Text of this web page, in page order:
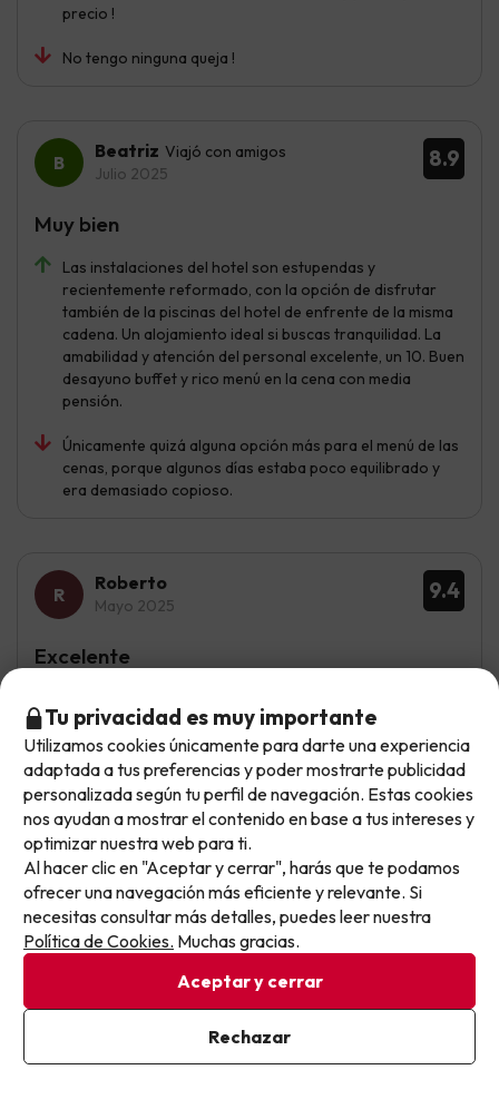
precio !
No tengo ninguna queja !
8.9
Beatriz Viajó con amigos
Julio 2025
Las instalaciones del hotel son estupendas y
recientemente reformado, con la opción de disfrutar
también de la piscinas del hotel de enfrente de la misma
cadena. Un alojamiento ideal si buscas tranquilidad. La
amabilidad y atención del personal excelente, un 10. Buen
desayuno buffet y rico menú en la cena con media
pensión.
Únicamente quizá alguna opción más para el menú de las
cenas, porque algunos días estaba poco equilibrado y
era demasiado copioso.
Muy bien
9.4
Roberto
Mayo 2025
Desayuno con productos de calidad. Buenas
instalaciones, recién reformadas. En junio pudimos
aparcar en las calles cercanas.
Algo lejos de la playa del inglés para ir andando, aunque
había una guagua dos veces al día que te llevaba. El hotel
que está justo al lado (Axel) los fines de semana ponía la
música demasiado alta, se hacía incómodo estar en la
piscina. Esto no era culpa del Rondo. No tiene parking.
Excelente
No llegas tarde: llegas al siguiente.
Este chollo ya ha caducado, pero cada día lanzamos
nuevas oportunidades para viajar mejor y pagar
menos.
Apúntate y que el próximo no se te escape.
Pon tu mejor e-mail
Ya estoy suscrito
Al suscribirte, confirmas haber leído y estar de acuerdo con la
Tu privacidad es muy importante
Utilizamos cookies únicamente para darte una experiencia
adaptada a tus preferencias y poder mostrarte publicidad
personalizada según tu perfil de navegación. Estas cookies
nos ayudan a mostrar el contenido en base a tus intereses y
optimizar nuestra web para ti.
Al hacer clic en "Aceptar y cerrar", harás que te podamos
ofrecer una navegación más eficiente y relevante. Si
necesitas consultar más detalles, puedes leer nuestra
Política de Cookies. Muchas gracias.
Aceptar y cerrar
Rechazar